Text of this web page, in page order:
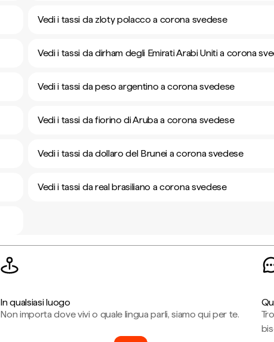
Vedi i tassi da zloty polacco a corona svedese
Vedi i tassi da dirham degli Emirati Arabi Uniti a corona
Vedi i tassi da peso argentino a corona svedese
Vedi i tassi da fiorino di Aruba a corona svedese
Vedi i tassi da dollaro del Brunei a corona svedese
Vedi i tassi da real brasiliano a corona svedese
In qualsiasi luogo
Non importa dove vivi o quale lingua parli, siamo qui per te.